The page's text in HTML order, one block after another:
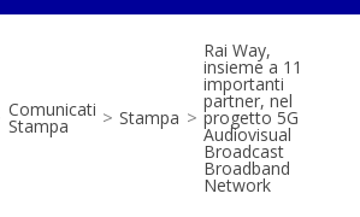
Comunicati
Stampa > Stampa >
Rai Way,
insieme a 11
importanti
partner, nel
progetto 5G
Audiovisual
Broadcast
Broadband
Network